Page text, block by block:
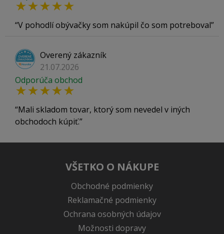
V pohodlí obývačky som nakúpil čo som potreboval
Overený zákazník
21.07.2026
Odporúča obchod
Mali skladom tovar, ktorý som nevedel v iných
obchodoch kúpiť.
VŠETKO O NÁKUPE
Obchodné podmienky
Reklamačné podmienky
Ochrana osobných údajov
Možnosti dopravy